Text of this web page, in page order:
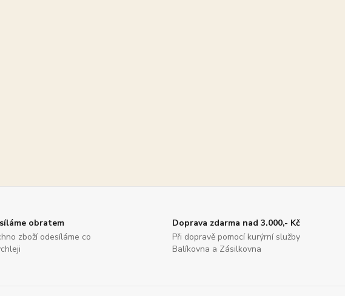
obratem
zboží odesíláme co
Doprava zdarma nad 3.000,- Kč
Při dopravě pomocí kurýrní služby
Balíkovna a Zásilkovna